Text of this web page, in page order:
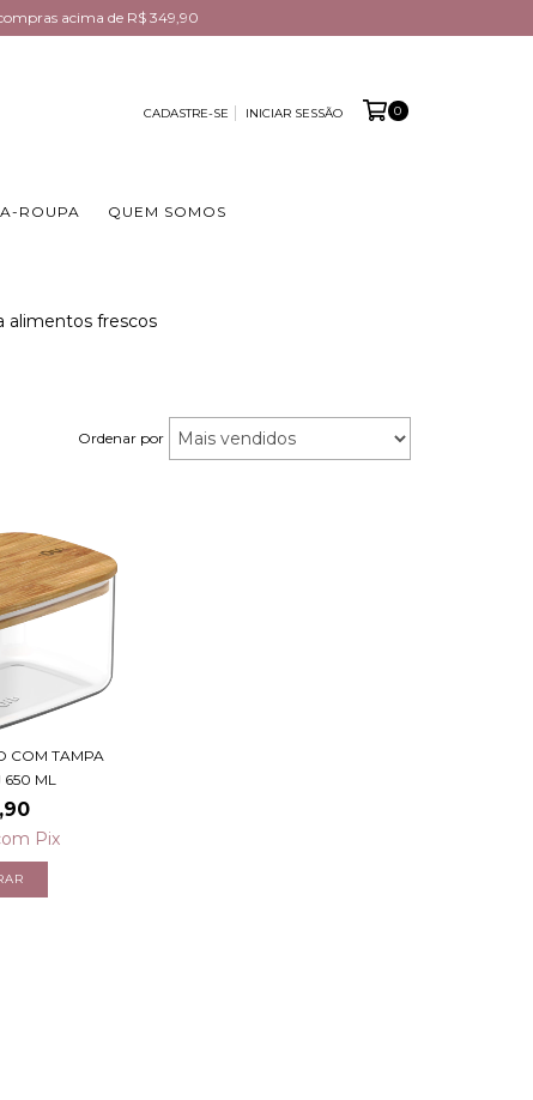
acima de R$ 349,90
CADASTRE-SE INICIAR SESSÃO 0
ROUPA QUEM SOMOS
alimentos frescos
Ordenar por
COM TAMPA
650 ML
Pix